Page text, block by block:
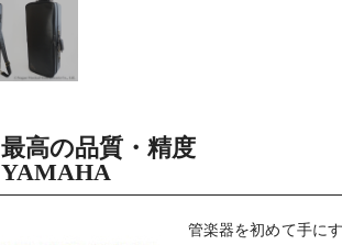
最高の品質・精度
YAMAHA
管楽器を初めて手に